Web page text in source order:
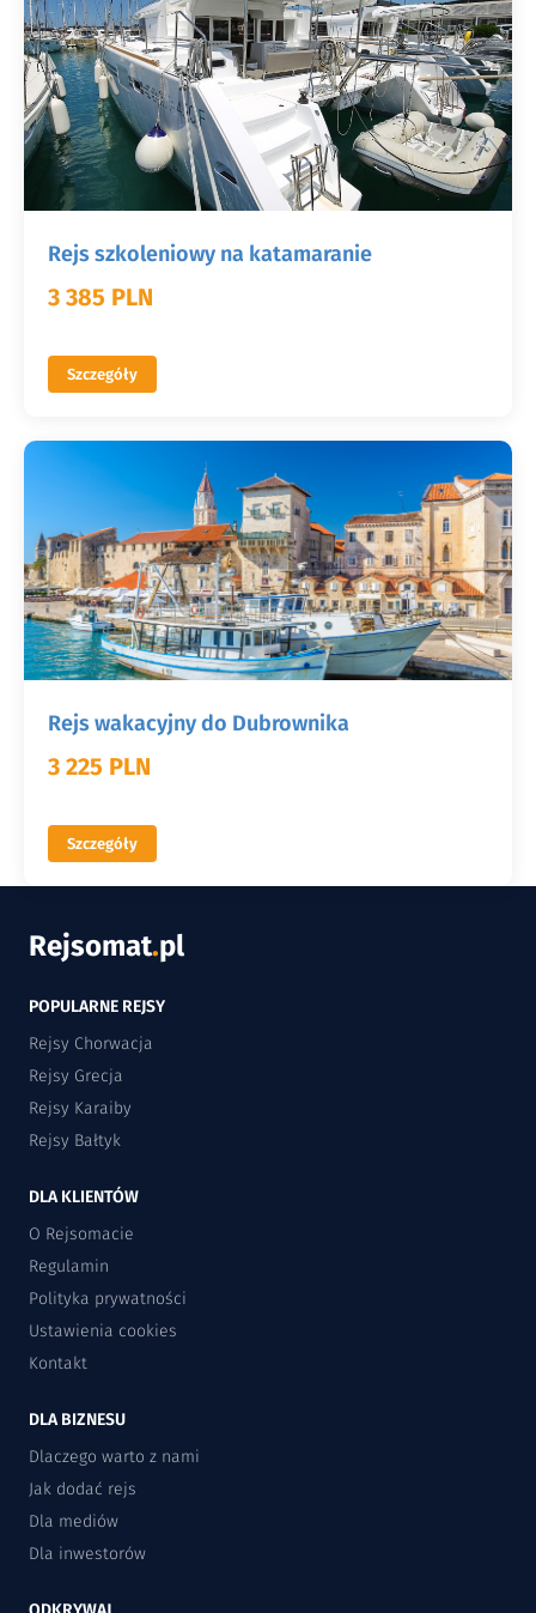
Rejs szkoleniowy na katamaranie
3 385 PLN
Szczegóły
Rejs wakacyjny do Dubrownika
3 225 PLN
Szczegóły
Rejsomat.pl
POPULARNE REJSY
Rejsy Chorwacja
Rejsy Grecja
Rejsy Karaiby
Rejsy Bałtyk
DLA KLIENTÓW
O Rejsomacie
Regulamin
Polityka prywatności
Ustawienia cookies
Kontakt
DLA BIZNESU
Dlaczego warto z nami
Jak dodać rejs
Dla mediów
Dla inwestorów